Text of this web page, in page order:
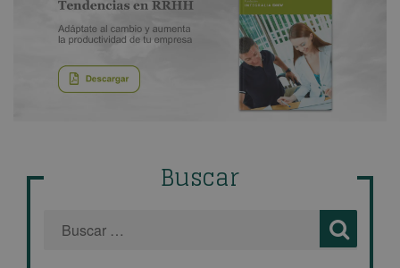
Buscar